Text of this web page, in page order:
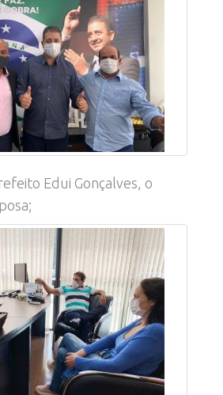
Edui Gonçalves, o